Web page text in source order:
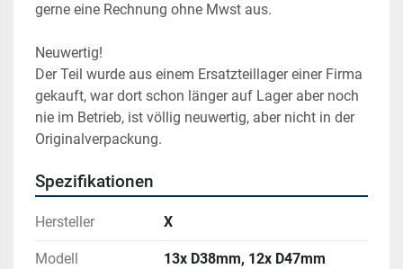
gerne eine Rechnung ohne Mwst aus.
Neuwertig!
Der Teil wurde aus einem Ersatzteillager einer Firma
gekauft, war dort schon länger auf Lager aber noch
nie im Betrieb, ist völlig neuwertig, aber nicht in der
Originalverpackung.
Spezifikationen
Hersteller X
Modell 13x D38mm, 12x D47mm